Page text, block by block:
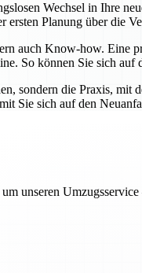
Wechsel in Ihre
ersten Planung über die
auch Know-how. Eine
So können Sie sich
sondern die Praxis,
Sie sich auf den
unseren Umzugsservice